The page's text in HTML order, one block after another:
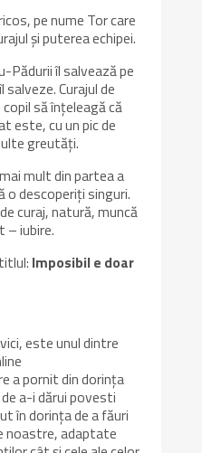
pe nume Tor care
și puterea echipei.
Pădurii îl salvează pe
salveze. Curajul de
să înțeleagă că
este, cu un pic de
greutăți.
mult din partea a
o descoperiți singuri.
curaj, natură, muncă
– iubire.
Imposibil e doar
este unul dintre
a pornit din dorința
a-i dărui povesti
în dorința de a făuri
noastre, adaptate